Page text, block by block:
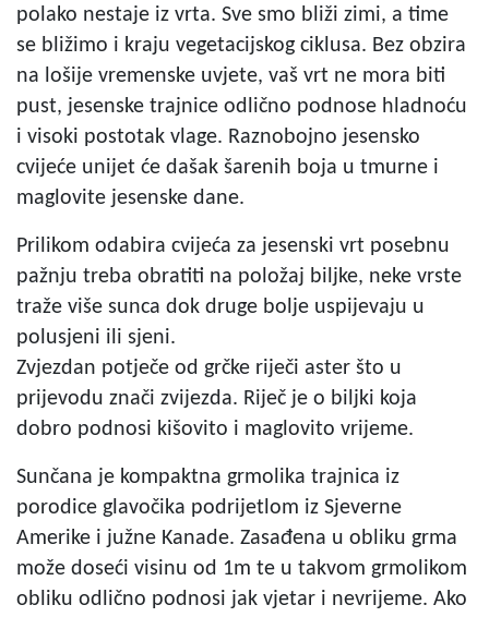
polako nestaje iz vrta. Sve smo bliži zimi, a time
se bližimo i kraju vegetacijskog ciklusa. Bez obzira
na lošije vremenske uvjete, vaš vrt ne mora biti
pust, jesenske trajnice odlično podnose hladnoću
i visoki postotak vlage. Raznobojno jesensko
cvijeće unijet će dašak šarenih boja u tmurne i
maglovite jesenske dane.
Prilikom odabira cvijeća za jesenski vrt posebnu
pažnju treba obratiti na položaj biljke, neke vrste
traže više sunca dok druge bolje uspijevaju u
polusjeni ili sjeni.
Zvjezdan potječe od grčke riječi aster što u
prijevodu znači zvijezda. Riječ je o biljki koja
dobro podnosi kišovito i maglovito vrijeme.
Sunčana je kompaktna grmolika trajnica iz
porodice glavočika podrijetlom iz Sjeverne
Amerike i južne Kanade. Zasađena u obliku grma
može doseći visinu od 1m te u takvom grmolikom
obliku odlično podnosi jak vjetar i nevrijeme. Ako